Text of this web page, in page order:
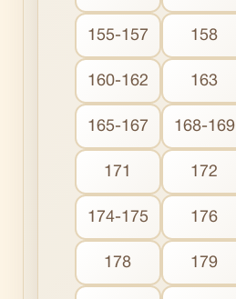
155-157 158
160-162 163
165-167 168-169
171 172
174-175 176
178 179